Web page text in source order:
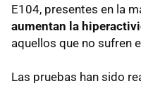
E104, presentes en la
aumentan la
aquellos que no sufren
Las pruebas han sido